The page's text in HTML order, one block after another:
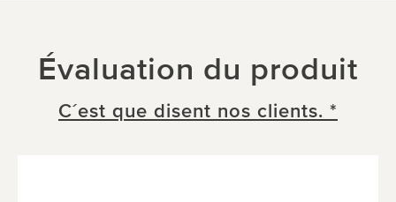
Évaluation du produit
C´est que disent nos clients. *